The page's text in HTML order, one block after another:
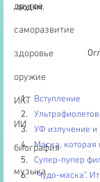
другое
саморазвитие
здоровье
оружие
ИКТ
ИИ
биография
музыка
людям.
Вступление
УФ излучение и
Маска,
Супер-пупер
"Чудо-маска".